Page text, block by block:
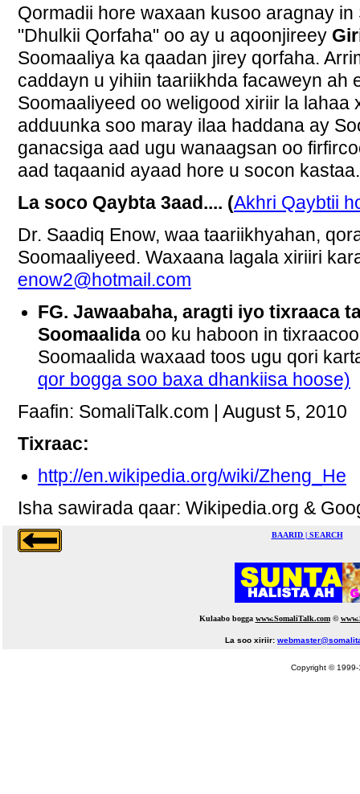
Qormadii hore waxaan kusoo aragnay
"Dhulkii Qorfaha" oo ay u aqoonjireey
Soomaaliya ka qaadan jirey qorfaha.
caddayn u yihiin taariikhda facaweyn ah
Soomaaliyeed oo weligood xiriir la
adduunka soo maray ilaa haddana ay
ganacsiga aad ugu wanaagsan oo
aad taqaanid ayaad hore u socon
La soco Qaybta 3aad.... (Akhri Qaybtii
Dr. Saadiq Enow, waa taariikhyahan,
Soomaaliyeed. Waxaana lagala xiriiri
enow2@hotmail.com
FG. Jawaabaha, aragti iyo tixraaca
Soomaalida oo ku haboon in
Soomaalida waxaad toos ugu qori
qor bogga soo baxa dhankiisa hoose)
Faafin: SomaliTalk.com | August 5, 2010
Tixraac:
http://en.wikipedia.org/wiki/Zheng_He
Isha sawirada qaar: Wikipedia.org &
BAARID | SEARCH
Kulaabo bogga www.SomaliTalk.com ©
La soo xiriir:
Copyright © 1999-